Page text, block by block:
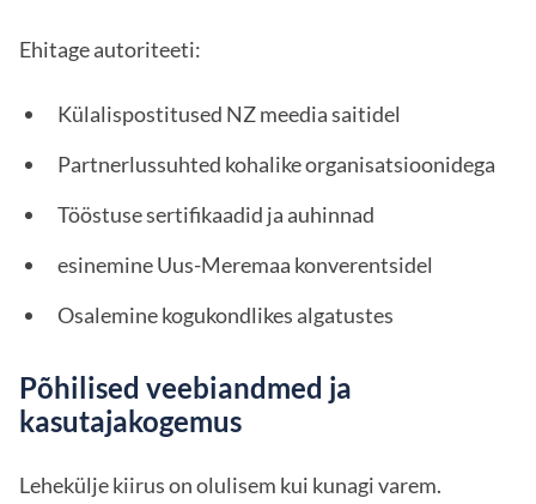
Ehitage autoriteeti:
Külalispostitused NZ meedia saitidel
Partnerlussuhted kohalike organisatsioonidega
Tööstuse sertifikaadid ja auhinnad
esinemine Uus-Meremaa konverentsidel
Osalemine kogukondlikes algatustes
Põhilised veebiandmed ja
kasutajakogemus
Lehekülje kiirus on olulisem kui kunagi varem.